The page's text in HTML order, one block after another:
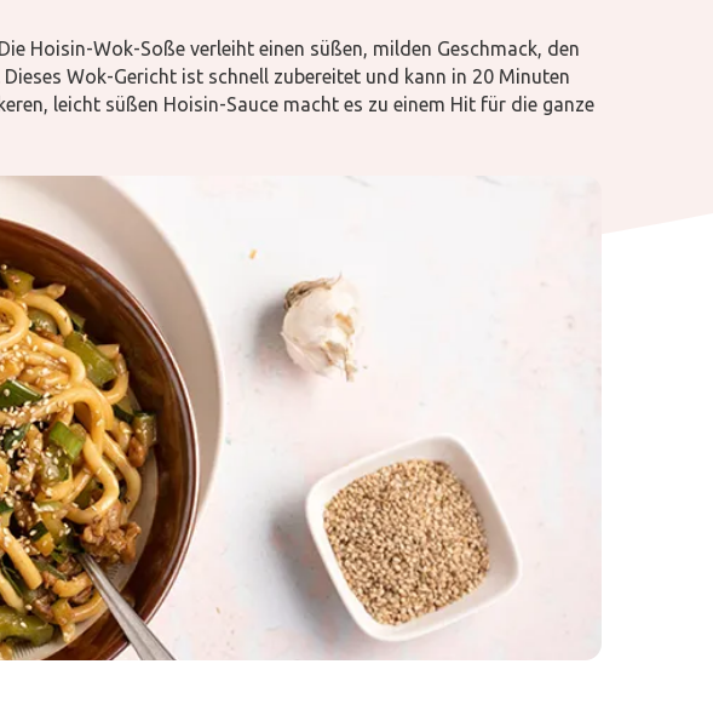
Hoisin-Wok-Soße verleiht einen süßen, milden Geschmack, den
Wok-Gericht ist schnell zubereitet und kann in 20 Minuten
leicht süßen Hoisin-Sauce macht es zu einem Hit für die ganze